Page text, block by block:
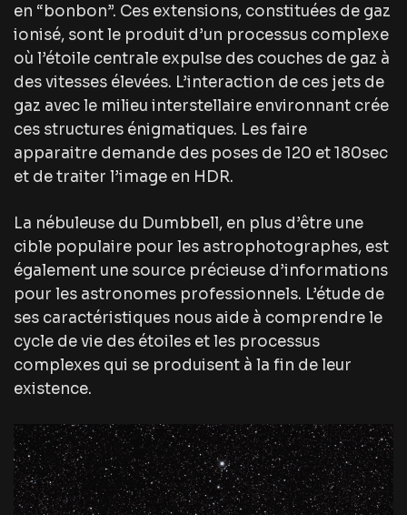
en “bonbon”. Ces extensions, constituées de gaz
ionisé, sont le produit d’un processus complexe
où l’étoile centrale expulse des couches de gaz à
des vitesses élevées. L’interaction de ces jets de
gaz avec le milieu interstellaire environnant crée
ces structures énigmatiques. Les faire
apparaitre demande des poses de 120 et 180sec
et de traiter l’image en HDR.
La nébuleuse du Dumbbell, en plus d’être une
cible populaire pour les astrophotographes, est
également une source précieuse d’informations
pour les astronomes professionnels. L’étude de
ses caractéristiques nous aide à comprendre le
cycle de vie des étoiles et les processus
complexes qui se produisent à la fin de leur
existence.